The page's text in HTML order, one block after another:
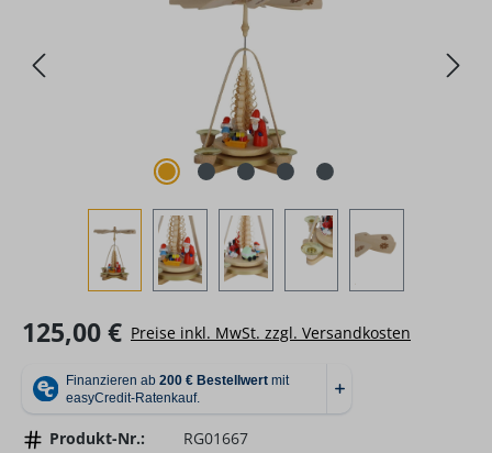
Regulärer Preis:
125,00 € Preise inkl. MwSt. zzgl. Versandkosten
Produkt-Nr.:
RG01667